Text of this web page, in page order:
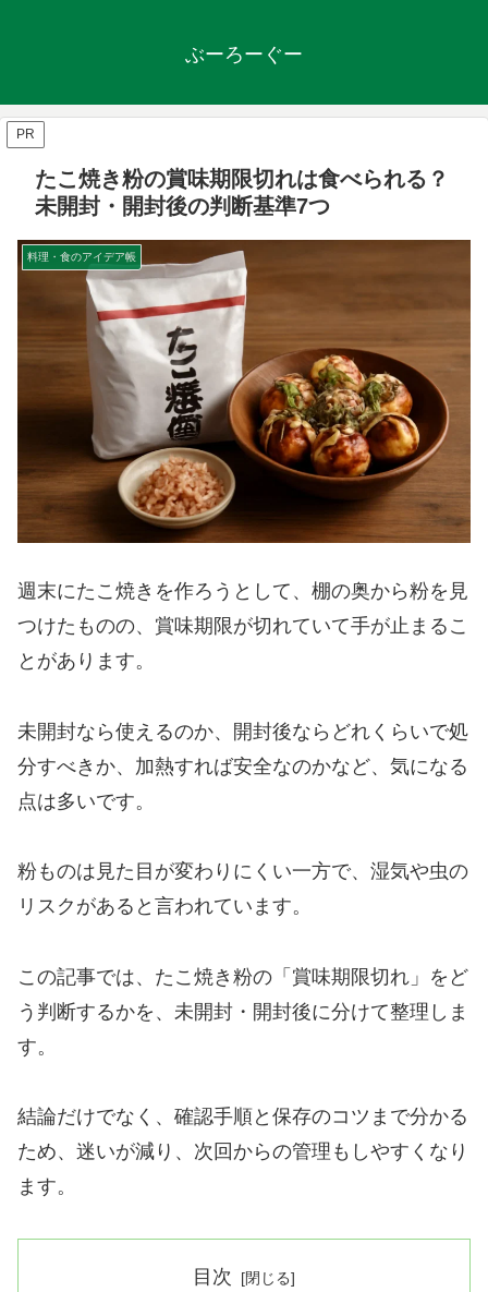
ぶーろーぐー
PR
たこ焼き粉の賞味期限切れは食べられる？
未開封・開封後の判断基準7つ
料理・食のアイデア帳
週末にたこ焼きを作ろうとして、棚の奥から粉を見
つけたものの、賞味期限が切れていて手が止まるこ
とがあります。
未開封なら使えるのか、開封後ならどれくらいで処
分すべきか、加熱すれば安全なのかなど、気になる
点は多いです。
粉ものは見た目が変わりにくい一方で、湿気や虫の
リスクがあると言われています。
この記事では、たこ焼き粉の「賞味期限切れ」をど
う判断するかを、未開封・開封後に分けて整理しま
す。
結論だけでなく、確認手順と保存のコツまで分かる
ため、迷いが減り、次回からの管理もしやすくなり
ます。
目次